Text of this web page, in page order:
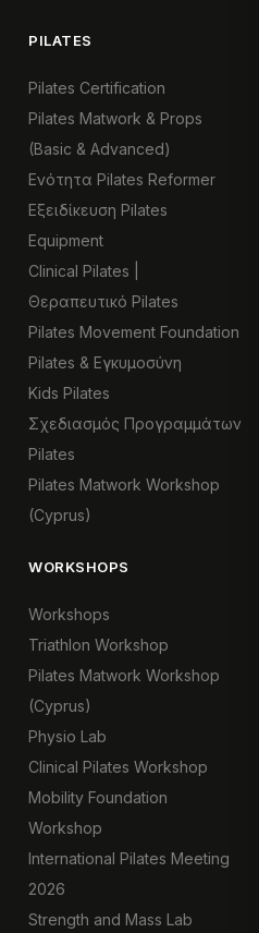
PILATES
Pilates Certification
Pilates Matwork & Props
(Basic & Advanced)
Ενότητα Pilates Reformer
Εξειδίκευση Pilates
Equipment
Clinical Pilates |
Θεραπευτικό Pilates
Pilates Movement Foundation
Pilates & Εγκυμοσύνη
Kids Pilates
Σχεδιασμός Προγραμμάτων
Pilates
Pilates Matwork Workshop
(Cyprus)
WORKSHOPS
Workshops
Triathlon Workshop
Pilates Matwork Workshop
(Cyprus)
Physio Lab
Clinical Pilates Workshop
Mobility Foundation
Workshop
International Pilates Meeting
2026
Strength and Mass Lab